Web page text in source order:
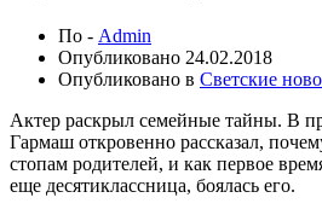
По - Admin
Опубликовано 24.02.2018
Опубликовано в Светские
Актер раскрыл семейные тайны. В
Гармаш откровенно рассказал,
стопам родителей, и как первое
еще десятиклассница, боялась его.